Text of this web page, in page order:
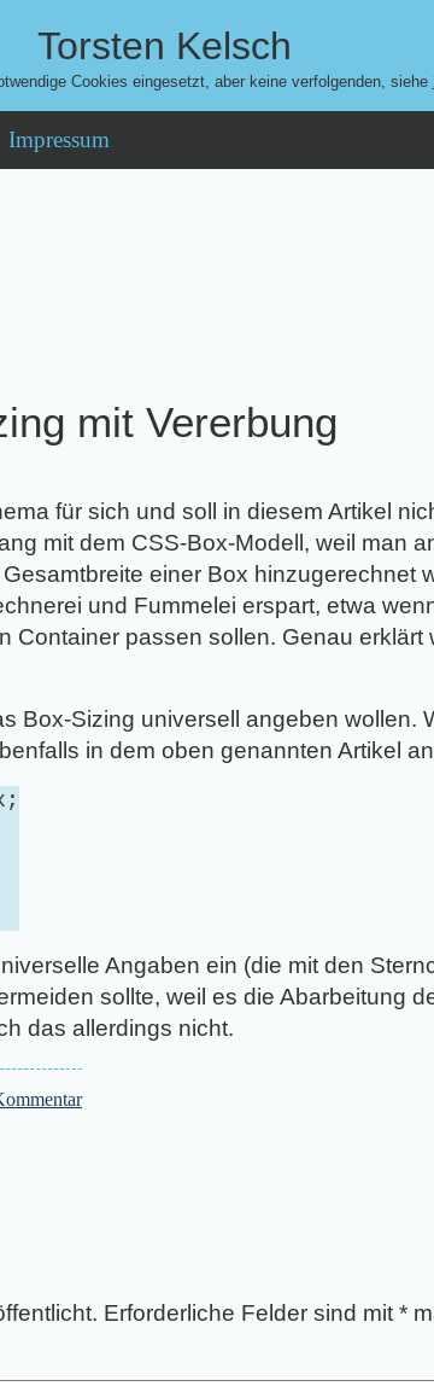
Torsten Kelsch
Cookies eingesetzt, aber keine verfolgenden, siehe
Impressum
mit Vererbung
für sich und soll in diesem Artikel
mit dem CSS-Box-Modell, weil man
einer Box hinzugerechnet
und Fummelei erspart, etwa
Container passen sollen. Genau erklärt
Box-Sizing universell angeben wollen.
in dem oben genannten Artikel
Angaben ein (die mit den
sollte, weil es die Abarbeitung
das allerdings nicht.
Erforderliche Felder sind mit *